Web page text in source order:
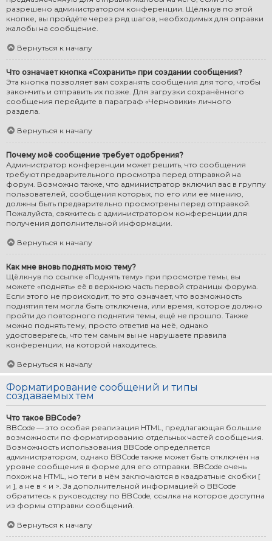
разрешено администратором конференции. Щёлкнув по этой
кнопке, вы пройдёте через ряд шагов, необходимых для оправки
жалобы на сообщение.
Вернуться к началу
Что означает кнопка «Сохранить» при создании сообщения?
Эта кнопка позволяет вам сохранять сообщения для того, чтобы
закончить и отправить их позже. Для загрузки сохранённого
сообщения перейдите в параграф «Черновики» личного
раздела.
Вернуться к началу
Почему моё сообщение требует одобрения?
Администратор конференции может решить, что сообщения
требуют предварительного просмотра перед отправкой на
форум. Возможно также, что администратор включил вас в группу
пользователей, сообщения которых, по его или её мнению,
должны быть предварительно просмотрены перед отправкой.
Пожалуйста, свяжитесь с администратором конференции для
получения дополнительной информации.
Вернуться к началу
Как мне вновь поднять мою тему?
Щёлкнув по ссылке «Поднять тему» при просмотре темы, вы
можете «поднять» её в верхнюю часть первой страницы форума.
Если этого не происходит, то это означает, что возможность
поднятия тем могла быть отключена, или время, которое должно
пройти до повторного поднятия темы, ещё не прошло. Также
можно поднять тему, просто ответив на неё, однако
удостоверьтесь, что тем самым вы не нарушаете правила
конференции, на которой находитесь.
Вернуться к началу
Форматирование сообщений и типы
создаваемых тем
Что такое BBCode?
BBCode — это особая реализация HTML, предлагающая большие
возможности по форматированию отдельных частей сообщения.
Возможность использования BBCode определяется
администратором, однако BBCode также может быть отключён на
уровне сообщения в форме для его отправки. BBCode очень
похож на HTML, но теги в нём заключаются в квадратные скобки [
и ], а не в < и >. За дополнительной информацией о BBCode
обратитесь к руководству по BBCode, ссылка на которое доступна
из формы отправки сообщений.
Вернуться к началу